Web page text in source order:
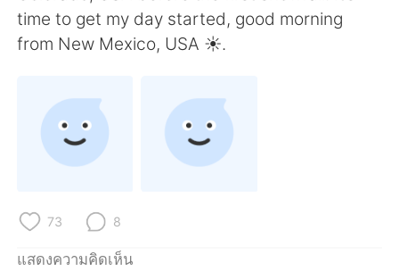
English 简体中文
繁體中文 Español
العربية Français
Deutsch 日本語
Indonesia
time to get my day started, good morning
from New Mexico, USA ☀️.
73 8
แสดงความคิดเห็น